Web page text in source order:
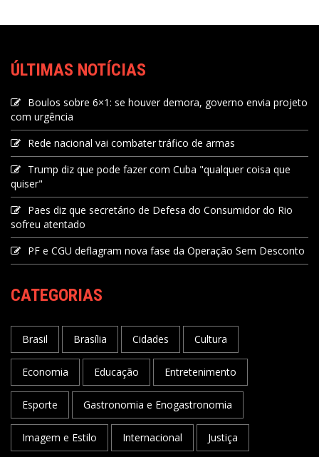
ÚLTIMAS NOTÍCIAS
Boulos sobre 6×1: se houver demora, governo envia projeto
com urgência
Rede nacional vai combater tráfico de armas
Trump diz que pode fazer com Cuba "qualquer coisa que
quiser"
Paes diz que secretário de Defesa do Consumidor do Rio
sofreu atentado
PF e CGU deflagram nova fase da Operação Sem Desconto
CATEGORIAS
Brasil Brasília Cidades Cultura
Economia Educação Entretenimento
Esporte Gastronomia e Enogastronomia
Imagem e Estilo Internacional Justiça